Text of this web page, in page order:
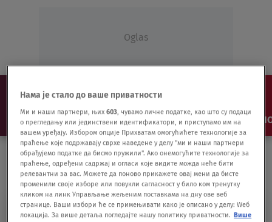
Oglas
NAJNOVIJE VESTI SHOW SPORT VIDEO
SANREM
Нама је стало до ваше приватности
Ми и наши партнери, њих603, чувамо личне податке, као што су подаци
о прегледању или јединствени идентификатори, и приступамо им на
вашем уређају. Избором опције Прихватам омогућићете технологије за
праћење које подржавају сврхе наведене у делу "ми и наши партнери
обрађујемо податке да бисмо пружили". Ако онемогућите технологије за
праћење, одређени садржај и огласи које видите можда неће бити
релевантни за вас. Можете да поново прикажете овај мени да бисте
променили своје изборе или повукли сагласност у било ком тренутку
кликом на линк Управљање жељеним поставкама на дну ове веб
странице. Ваши избори ће се примењивати како је описано у делу: Wеб
локација. За више детаља погледајте нашу политику приватности. Више